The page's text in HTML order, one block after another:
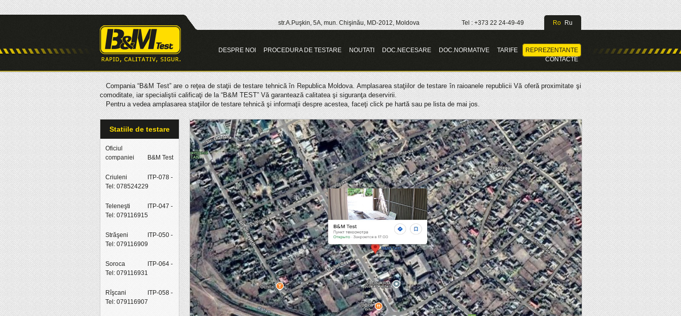
str.A.Puşkin, 5A, mun. Chişinău, MD-2012, Moldova Tel : +373 22 24-49-49 Ro Ru
DESPRE NOI PROCEDURA DE TESTARE NOUTATI DOC.NECESARE DOC.NORMATIVE TARIFE
REPREZENTANTE
CONTACTE
Compania “B&M Test” are o reţea de staţii de testare tehnică în Republica Moldova. Amplasarea staţiilor de testare în raioanele republicii Vă oferă proximitate şi
comoditate, iar specialiştii calificaţi de la “B&M TEST” Vă garantează calitatea şi siguranţa deservirii.
Pentru a vedea amplasarea staţiilor de testare tehnică şi informaţii despre acestea, faceţi click pe hartă sau pe lista de mai jos.
Statiile de testare
Oficiul
companiei
B&M Test
Criuleni
ITP-078 -
Tel: 078524229
Teleneşti
ITP-047 -
Tel: 079116915
Străşeni
ITP-050 -
Tel: 079116909
Soroca
ITP-064 -
Tel: 079116931
Rîşcani
ITP-058 -
Tel: 079116907